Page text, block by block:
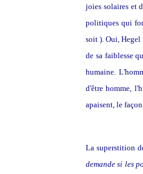
joies solaires et
politiques qui
soit ). Oui, Hegel
de sa faiblesse
humaine.
d'être homme,
apaisent, le
La superstition
demande si les